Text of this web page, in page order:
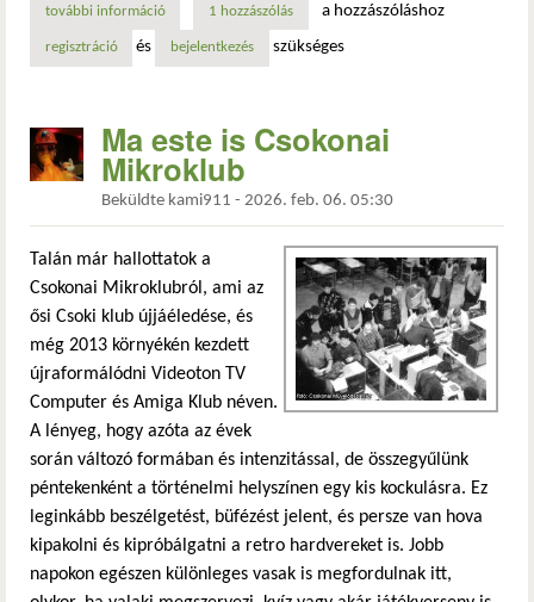
további információnyári nagyüzem a csokonai mikroklubban tartalommal
1 hozzászólás a hozzászóláshoz
regisztráció és bejelentkezés szükséges
Ma este is Csokonai
Mikroklub
Beküldte kami911 - 2026. feb. 06. 05:30
Talán már hallottatok a
Csokonai Mikroklubról, ami az
ősi Csoki klub újjáéledése, és
még 2013 környékén kezdett
újraformálódni Videoton TV
Computer és Amiga Klub néven.
A lényeg, hogy azóta az évek
során változó formában és intenzitással, de összegyűlünk
péntekenként a történelmi helyszínen egy kis kockulásra. Ez
leginkább beszélgetést, büfézést jelent, és persze van hova
kipakolni és kipróbálgatni a retro hardvereket is. Jobb
napokon egészen különleges vasak is megfordulnak itt,